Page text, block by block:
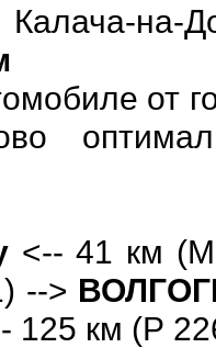
Калача-на-
от
<-- 41 км
-->
125 км (Р